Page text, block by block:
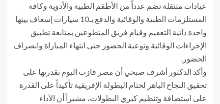
عيادات متنقلة تضم عدداً من الأطقم الطبية والأدوية وكافة
المستلزمات الطبية والوقائية والدفع بـ10 سيارات إسعاف بينها
واحدة ذاتية التعقيم وقيام فريق المتطوعين بمتابعة تطبيق
الإجراءات الوقائية وتوعية الحضور حتى انتهاء المباراة وانصراف
الحضور.
وأكد الدكتور أشرف صبحي أن مصر فازت اليوم بقدرتها على
تحقيق النجاح الباهر لختام البطولة الإفريقية تأكيداً على القدرة
على استضافة وتنظيم كبري البطولات، مشيراً أن الأداء